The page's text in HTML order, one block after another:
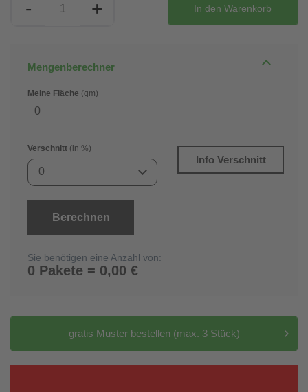
- + In den Warenkorb
Mengenberechner
Meine Fläche (qm)
Verschnitt (in %)
0
Info Verschnitt
Berechnen
Sie benötigen eine Anzahl von:
0 Pakete = 0,00 €
gratis Muster bestellen (max. 3 Stück)